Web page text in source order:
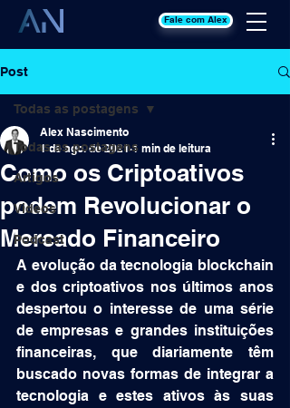
Fale com Alex
Post
Todas as postagens
Artigos
Videos
Podcast
Todas as postagens
Como os Criptoativos
podem Revolucionar o
Mercado Financeiro
Alex Nascimento
1 de ago. de 2021 1 min de leitura
A evolução da tecnologia blockchain
e dos criptoativos nos últimos anos
despertou o interesse de uma série
de empresas e grandes instituições
financeiras, que diariamente têm
buscado novas formas de integrar a
tecnologia e estes ativos às suas